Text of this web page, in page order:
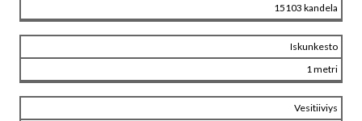
15103 kandela
Iskunkesto
1 metri
Vesitiiviys